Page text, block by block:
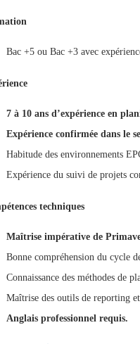
Bac +5 ou Bac +3 avec
7 à 10 ans d’expérience en
Expérience confirmée dans le
Habitude des environnements
Expérience du suivi de projets
techniques
Maîtrise impérative de
Bonne compréhension du cycle
Connaissance des méthodes de
Maîtrise des outils de reporting et
Anglais professionnel requis.